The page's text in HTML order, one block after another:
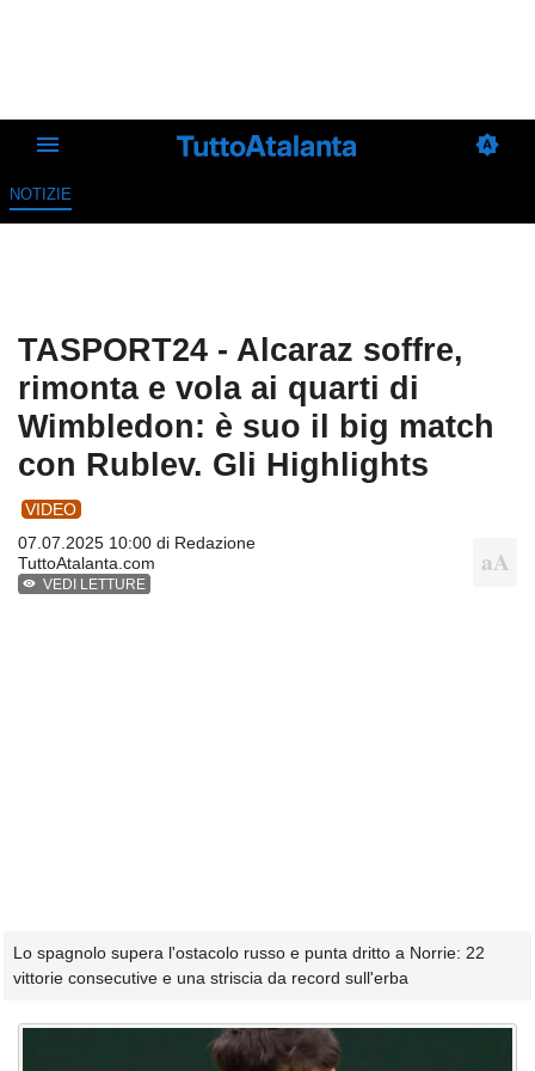
NOTIZIE
TASPORT24 - Alcaraz soffre,
rimonta e vola ai quarti di
Wimbledon: è suo il big match
con Rublev. Gli Highlights
VIDEO
07.07.2025 10:00 di Redazione
TuttoAtalanta.com
VEDI LETTURE
Lo spagnolo supera l'ostacolo russo e punta dritto a Norrie: 22
vittorie consecutive e una striscia da record sull'erba